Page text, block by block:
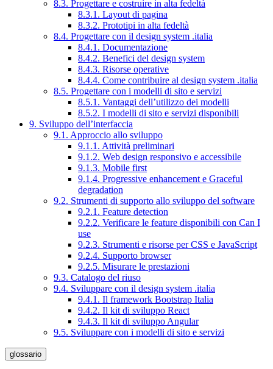
8.3. Progettare e costruire in alta fedeltà
8.3.1. Layout di pagina
8.3.2. Prototipi in alta fedeltà
8.4. Progettare con il design system .italia
8.4.1. Documentazione
8.4.2. Benefici del design system
8.4.3. Risorse operative
8.4.4. Come contribuire al design system .italia
8.5. Progettare con i modelli di sito e servizi
8.5.1. Vantaggi dell’utilizzo dei modelli
8.5.2. I modelli di sito e servizi disponibili
9. Sviluppo dell’interfaccia
9.1. Approccio allo sviluppo
9.1.1. Attività preliminari
9.1.2. Web design responsivo e accessibile
9.1.3. Mobile first
9.1.4. Progressive enhancement e Graceful
degradation
9.2. Strumenti di supporto allo sviluppo del software
9.2.1. Feature detection
9.2.2. Verificare le feature disponibili con Can I
use
9.2.3. Strumenti e risorse per CSS e JavaScript
9.2.4. Supporto browser
9.2.5. Misurare le prestazioni
9.3. Catalogo del riuso
9.4. Sviluppare con il design system .italia
9.4.1. Il framework Bootstrap Italia
9.4.2. Il kit di sviluppo React
9.4.3. Il kit di sviluppo Angular
9.5. Sviluppare con i modelli di sito e servizi
glossario